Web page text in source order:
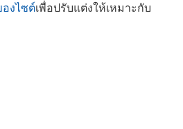
งไซต์เพื่อปรับแต่งให้เหมาะกับ